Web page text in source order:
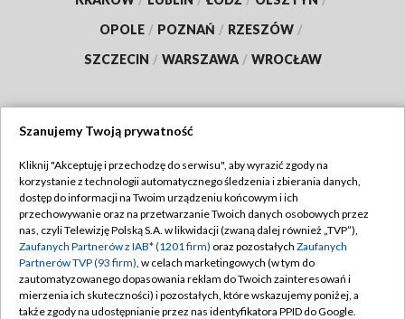
OPOLE / POZNAŃ / RZESZÓW /
SZCZECIN / WARSZAWA / WROCŁAW
TVP
Abonament TVP
Emisja w TVP
Centrum informacji TVP
Naziemna Telewizja Cyfrowa
Regulamin TVP
Polityka prywatności
Moje zgody
Pomoc
Szanujemy Twoją prywatność
Kliknij "Akceptuję i przechodzę do serwisu", aby wyrazić zgody na
korzystanie z technologii automatycznego śledzenia i zbierania danych,
dostęp do informacji na Twoim urządzeniu końcowym i ich
przechowywanie oraz na przetwarzanie Twoich danych osobowych przez
nas, czyli Telewizję Polską S.A. w likwidacji (zwaną dalej również „TVP”),
Zaufanych Partnerów z IAB* (1201 firm) oraz pozostałych Zaufanych
Partnerów TVP (93 firm), w celach marketingowych (w tym do
zautomatyzowanego dopasowania reklam do Twoich zainteresowań i
mierzenia ich skuteczności) i pozostałych, które wskazujemy poniżej, a
także zgody na udostępnianie przez nas identyfikatora PPID do Google.